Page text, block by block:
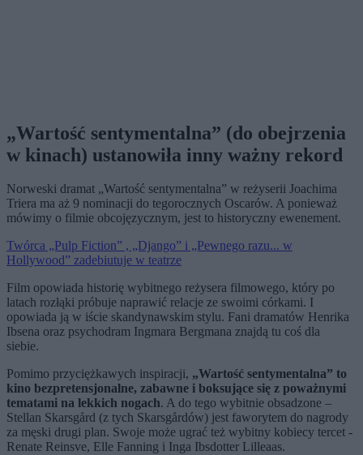
„Wartość sentymentalna” (do obejrzenia
w kinach) ustanowiła inny ważny rekord
Norweski dramat „Wartość sentymentalna” w reżyserii Joachima
Triera ma aż 9 nominacji do tegorocznych Oscarów. A ponieważ
mówimy o filmie obcojęzycznym, jest to historyczny ewenement.
Twórca „Pulp Fiction” , „Django” i „Pewnego razu... w
Hollywood” zadebiutuje w teatrze
Film opowiada historię wybitnego reżysera filmowego, który po
latach rozłąki próbuje naprawić relacje ze swoimi córkami. I
opowiada ją w iście skandynawskim stylu. Fani dramatów Henrika
Ibsena oraz psychodram Ingmara Bergmana znajdą tu coś dla
siebie.
Pomimo przyciężkawych inspiracji, „Wartość sentymentalna” to
kino bezpretensjonalne, zabawne i boksujące się z poważnymi
tematami na lekkich nogach. A do tego wybitnie obsadzone –
Stellan Skarsgård (z tych Skarsgårdów) jest faworytem do nagrody
za męski drugi plan. Swoje może ugrać też wybitny kobiecy tercet -
Renate Reinsve, Elle Fanning i Inga Ibsdotter Lilleaas.